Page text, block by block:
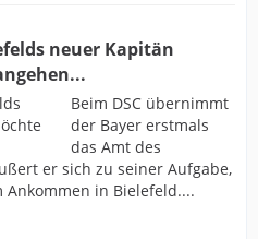
neuer Kapitän
Beim DSC übernimmt
der Bayer erstmals
das Amt des
er sich zu seiner Aufgabe,
in Bielefeld....